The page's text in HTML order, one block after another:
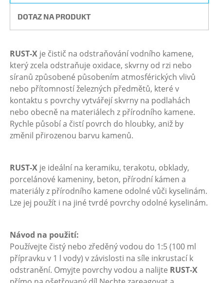
DOTAZ NA PRODUKT
RUST-X je čistič na odstraňování vodního kamene,
který zcela odstraňuje oxidace, skvrny od rzi nebo
síranů způsobené působením atmosférických vlivů
nebo přítomností železných předmětů, které v
kontaktu s povrchy vytvářejí skvrny na podlahách
nebo obecně na materiálech z přírodního kamene.
Rychle působí a čistí povrch do hloubky, aniž by
změnil přirozenou barvu kamenů.
RUST-X je ideální na keramiku, terakotu, obklady,
porcelánové kameniny, beton, přírodní kámen a
materiály z přírodního kamene odolné vůči kyselinám.
Lze jej použít i na jiné tvrdé povrchy odolné kyselinám.
Návod na použití:
Používejte čistý nebo zředěný vodou do 1:5 (100 ml
přípravku v 1 l vody) v závislosti na síle inkrustací k
odstranění. Omyjte povrchy vodou a nalijte RUST-X